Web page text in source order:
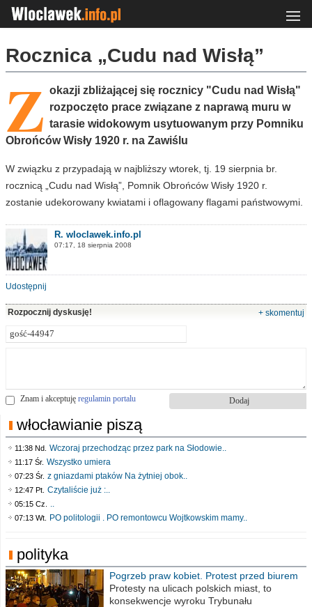
Rocznica „Cudu nad Wisłą”
Z okazji zbliżającej się rocznicy "Cudu nad Wisłą"
rozpoczęto prace związane z naprawą muru w
tarasie widokowym usytuowanym przy Pomniku
Obrońców Wisły 1920 r. na Zawiślu
W związku z przypadają w najbliższy wtorek, tj. 19 sierpnia br.
rocznicą „Cudu nad Wisłą”, Pomnik Obrońców Wisły 1920 r.
zostanie udekorowany kwiatami i oflagowany flagami państwowymi.
R. wloclawek.info.pl
07:17, 18 sierpnia 2008
Udostępnij
Rozpocznij dyskusję! + skomentuj
Znam i akceptuję regulamin portalu
włocławianie piszą
11:38 Nd. Wczoraj przechodząc przez park na Słodowie..
11:17 Śr. Wszystko umiera
07:23 Śr. z gniazdami ptaków Na żytniej obok..
12:47 Pt. Czytaliście już :..
05:15 Cz. ..
07:13 Wt. PO politologii . PO remontowcu Wojtkowskim mamy..
polityka
Pogrzeb praw kobiet. Protest przed biurem
poselskim PiS
Protesty na ulicach polskich miast, to
konsekwencje wyroku Trybunału